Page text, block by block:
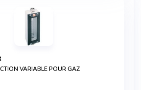
VARIABLE POUR GAZ